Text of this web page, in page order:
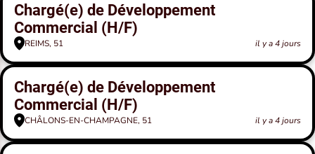
Chargé(e) de Développement
Commercial (H/F)
REIMS, 51 il y a 4 jours
Chargé(e) de Développement
Commercial (H/F)
CHÂLONS-EN-CHAMPAGNE, 51 il y a 4 jours